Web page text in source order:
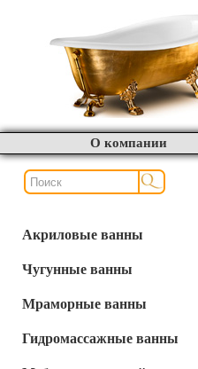
О компании
Акриловые ванны
Чугунные ванны
Мраморные ванны
Гидромассажные ванны